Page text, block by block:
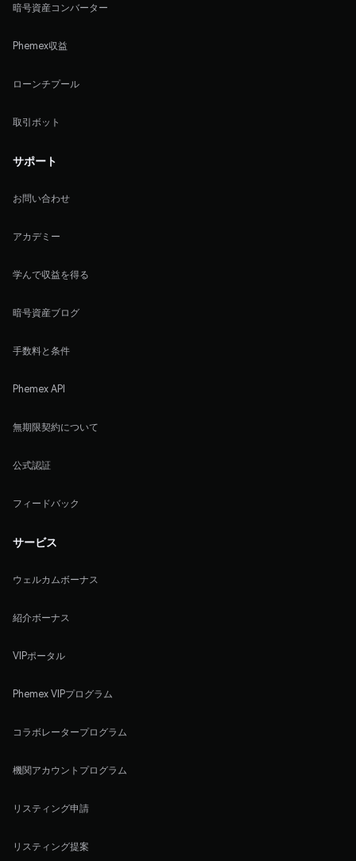
暗号資産コンバーター
Phemex収益
ローンチプール
取引ボット
サポート
お問い合わせ
アカデミー
学んで収益を得る
暗号資産ブログ
手数料と条件
Phemex API
無期限契約について
公式認証
フィードバック
サービス
ウェルカムボーナス
紹介ボーナス
VIPポータル
Phemex VIPプログラム
コラボレータープログラム
機関アカウントプログラム
リスティング申請
リスティング提案